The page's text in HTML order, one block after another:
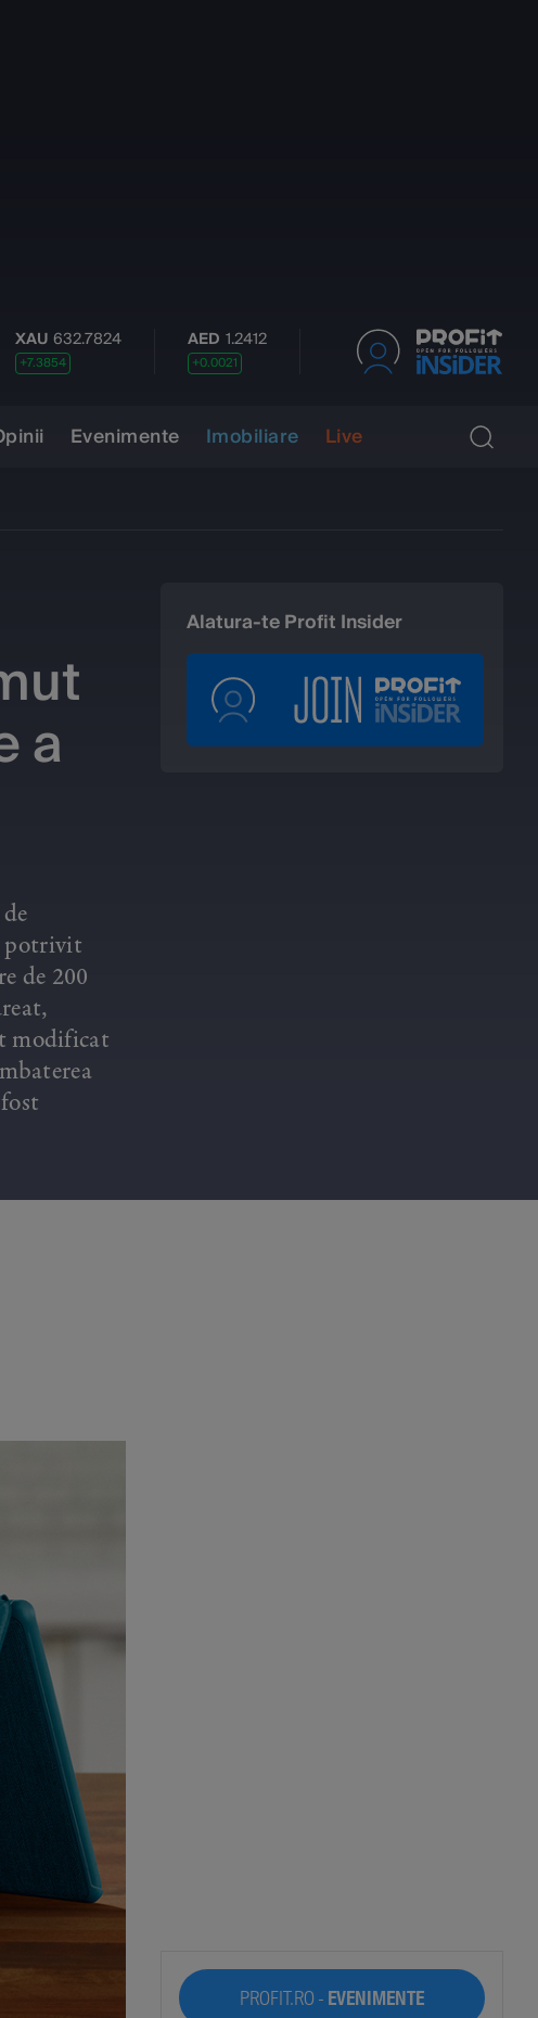
AED 1.2412 AUD BRL 0.8916
+0.0032
Evenimente Imobiliare Live
a
potrivit
de 200
modificat
Alatura-te Profit Insider
PROFIT.RO - EVENIMENTE